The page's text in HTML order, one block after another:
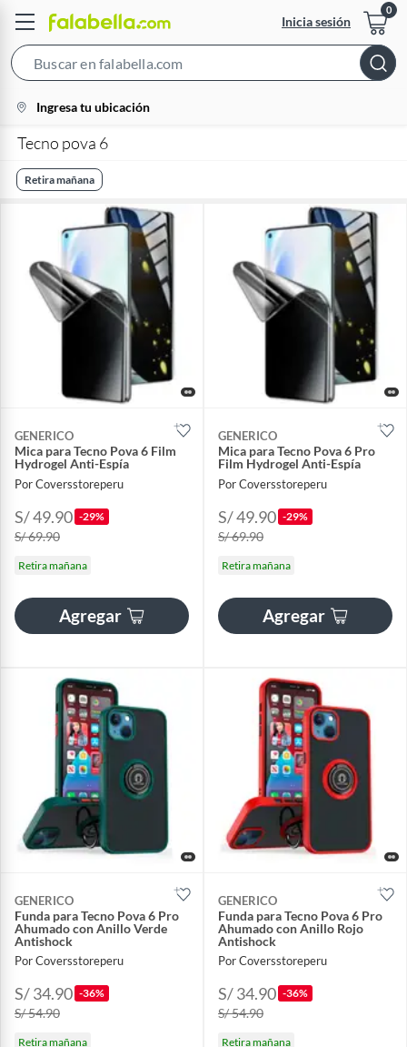
Inicia sesión
Bar
location-
icon
Ingresa tu ubicación
Tecno pova 6
Retira mañana
GENERICO
Mica para Tecno Pova 6 Film
Hydrogel Anti-Espía
Por Coversstoreperu
S/ 49.90 -29%
S/ 69.90
Retira mañana
Agregar
GENERICO
Mica para Tecno Pova 6 Pro
Film Hydrogel Anti-Espía
Por Coversstoreperu
S/ 49.90 -29%
S/ 69.90
Retira mañana
Agregar
GENERICO
Funda para Tecno Pova 6 Pro
Ahumado con Anillo Verde
Antishock
Por Coversstoreperu
S/ 34.90 -36%
S/ 54.90
Retira mañana
GENERICO
Funda para Tecno Pova 6 Pro
Ahumado con Anillo Rojo
Antishock
Por Coversstoreperu
S/ 34.90 -36%
S/ 54.90
Retira mañana